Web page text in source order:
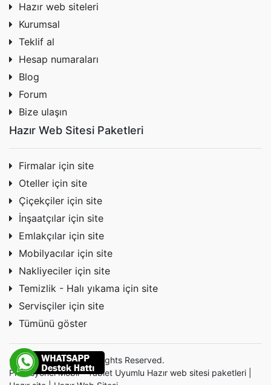
Hazır web siteleri
Kurumsal
Teklif al
Hesap numaraları
Blog
Forum
Bize ulaşın
Hazır Web Sitesi Paketleri
Firmalar için site
Oteller için site
Çiçekçiler için site
İnşaatçılar için site
Emlakçılar için site
Mobilyacılar için site
Nakliyeciler için site
Temizlik - Halı yıkama için site
Servisçiler için site
Tümünü göster
© 2026 Websitem. All Rights Reserved.
Profesyonel Mobil - Tablet Uyumlu Hazır web sitesi paketleri |